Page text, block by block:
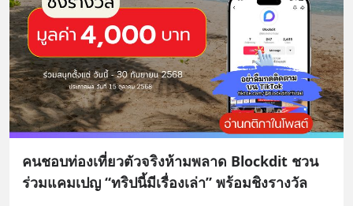
คนชอบท่องเที่ยวตัวจริงห้ามพลาด Blockdit ชวน
ร่วมแคมเปญ “ทริปนี้มีเรื่องเล่า” พร้อมชิงรางวัล